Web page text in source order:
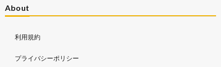
About
利用規約
プライバシーポリシー